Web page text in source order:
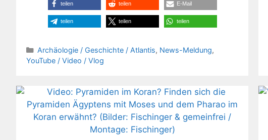
teilen teilen E-Mail
teilen teilen teilen
Kategorien
Archäologie / Geschichte / Atlantis, News-Meldung,
YouTube / Video / Vlog